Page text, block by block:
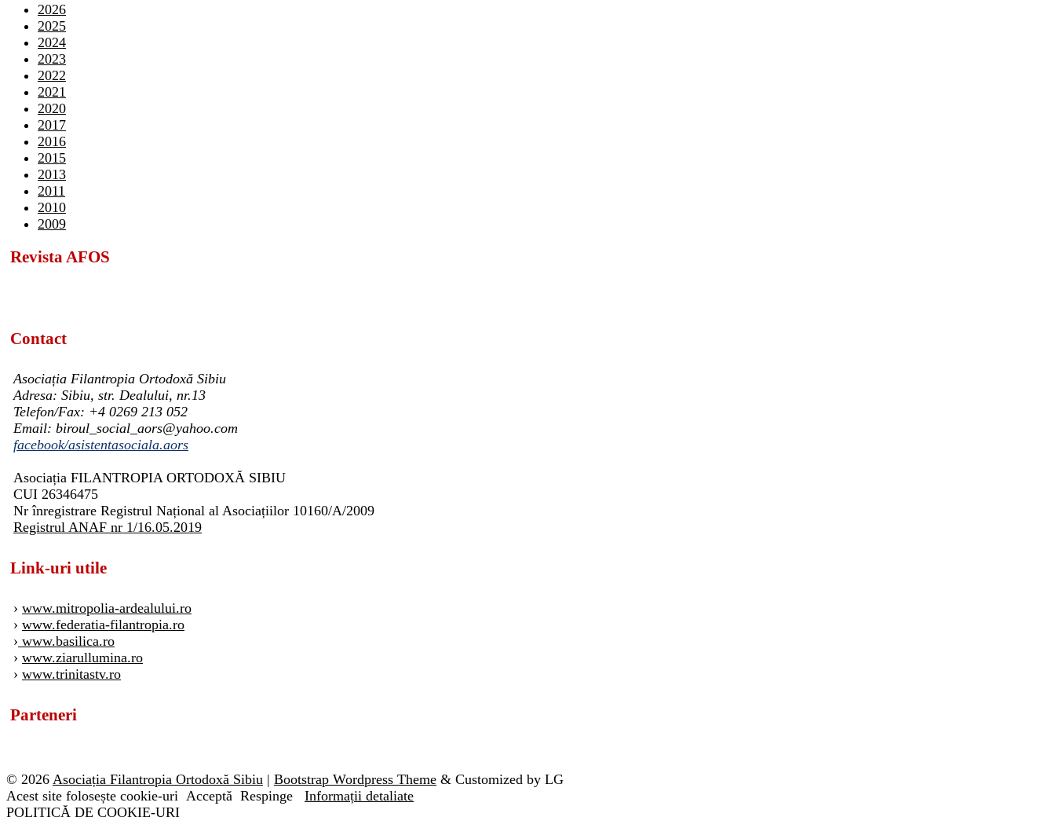
2026
2025
2024
2023
2022
2021
2020
2017
2016
2015
2013
2011
2010
2009
Revista AFOS
Contact
Asociația Filantropia Ortodoxă Sibiu
Adresa: Sibiu, str. Dealului, nr.13
Telefon/Fax: +4 0269 213 052
Email: biroul_social_aors@yahoo.com
facebook/asistentasociala.aors
Asociația FILANTROPIA ORTODOXĂ SIBIU
CUI 26346475
Nr înregistrare Registrul Național al Asociațiilor 10160/A/2009
Registrul ANAF nr 1/16.05.2019
Link-uri utile
› www.mitropolia-ardealului.ro
› www.federatia-filantropia.ro
› www.basilica.ro
› www.ziarullumina.ro
› www.trinitastv.ro
Parteneri
© 2026 Asociația Filantropia Ortodoxă Sibiu | Bootstrap Wordpress Theme & Customized by LG
Acest site folosește cookie-uri Acceptă Respinge
Informații detaliate
POLITICĂ DE COOKIE-URI